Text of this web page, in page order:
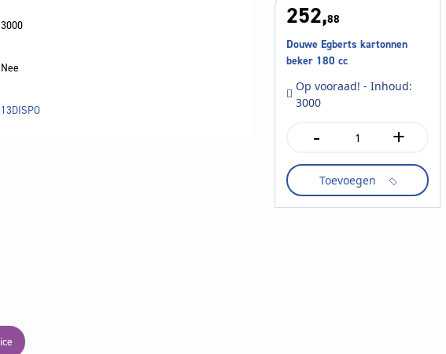
3000
Nee
13DISPO
252,88
Douwe Egberts kartonnen
beker 180 cc
Op vooraad! - Inhoud:
3000
-
Douwe
kartonnen
beker
180
cc
+
Toevoegen